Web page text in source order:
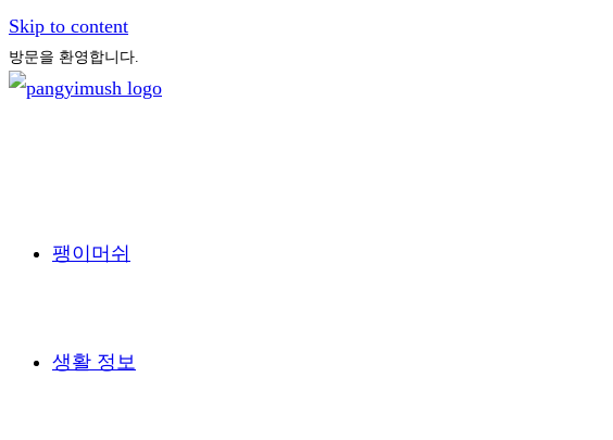
Skip to content
방문을 환영합니다.
팽이머쉬
생활 정보